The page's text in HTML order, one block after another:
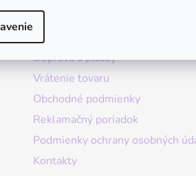
Doprava a platby
Vrátenie tovaru
Obchodné podmienky
Reklamačný poriadok
Podmienky ochrany osobných
Kontakty